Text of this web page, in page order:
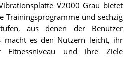
V2000 Grau bietet
Trainingsprogramme und sechzig
aus denen der Benutzer
macht es den Nutzern leicht, ihr
und ihre Ziele